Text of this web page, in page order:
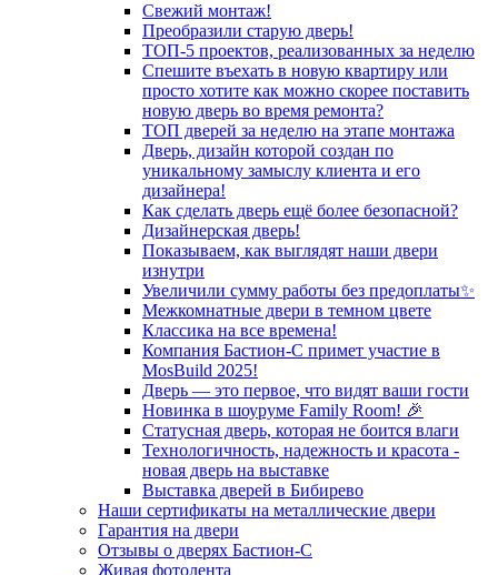
Свежий монтаж!
Преобразили старую дверь!
ТОП-5 проектов, реализованных за неделю
Спешите въехать в новую квартиру или
просто хотите как можно скорее поставить
новую дверь во время ремонта?
ТОП дверей за неделю на этапе монтажа
Дверь, дизайн которой создан по
уникальному замыслу клиента и его
дизайнера!
Как сделать дверь ещё более безопасной?
Дизайнерская дверь!
Показываем, как выглядят наши двери
изнутри
Увеличили сумму работы без предоплаты✨
Межкомнатные двери в темном цвете
Классика на все времена!
Компания Бастион-С примет участие в
MosBuild 2025!
Дверь — это первое, что видят ваши гости
Новинка в шоуруме Family Room! 🎉
Статусная дверь, которая не боится влаги
Технологичность, надежность и красота -
новая дверь на выставке
Выставка дверей в Бибирево
Наши сертификаты на металлические двери
Гарантия на двери
Отзывы о дверях Бастион-С
Живая фотолента